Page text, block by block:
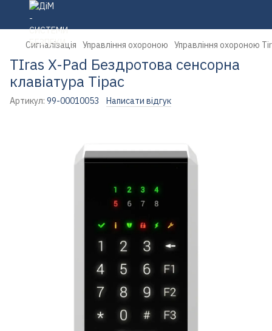
Сигналізація Управління охороною Управління охороною
TIras X-Pad Бездротова сенсорна
клавіатура Тірас
Артикул: 99-00010053 Написати відгук